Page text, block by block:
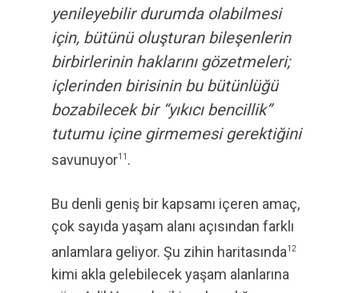
yenileyebilir durumda olabilmesi
için, bütünü oluşturan bileşenlerin
birbirlerinin haklarını gözetmeleri;
içlerinden birisinin bu bütünlüğü
bozabilecek bir “yıkıcı bencillik”
tutumu içine girmemesi gerektiğini
savunuyor11 .
Bu denli geniş bir kapsamı içeren amaç,
çok sayıda yaşam alanı açısından farklı
anlamlara geliyor. Şu zihin haritasında12
kimi akla gelebilecek yaşam alanlarına